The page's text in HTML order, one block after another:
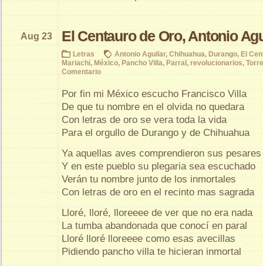
El Centauro de Oro, Antonio
Aug 23
Letras Antonio Aguilar, Chihuahua, Durango, El
Mariachi, México, Pancho Villa, Parral , revolucionarios,
Comentario
Por fin mi México escucho Francisco Villa
De que tu nombre en el olvida no quedara
Con letras de oro se vera toda la vida
Para el orgullo de Durango y de Chihuahua
Ya aquellas aves comprendieron sus pesares
Y en este pueblo su plegaria sea escuchado
Verán tu nombre junto de los inmortales
Con letras de oro en el recinto mas sagrada
Lloré, lloré, lloreeee de ver que no era nada
La tumba abandonada que conocí en paral
Lloré lloré lloreeee como esas avecillas
Pidiendo pancho villa te hicieran inmortal